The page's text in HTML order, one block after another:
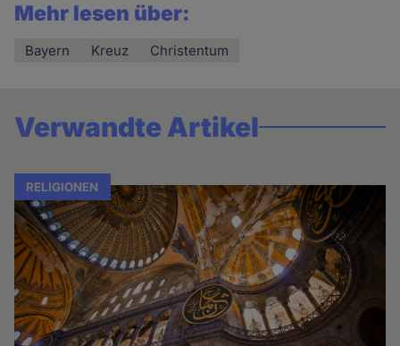
Mehr lesen über:
Bayern Kreuz Christentum
Verwandte Artikel
RELIGIONEN